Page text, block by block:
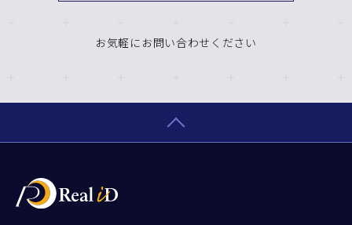
お気軽にお問い合わせください